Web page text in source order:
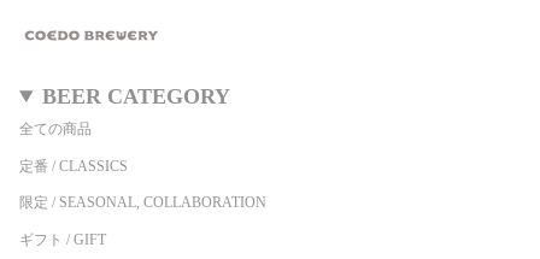
BEER CATEGORY
全ての商品
定番 / CLASSICS
限定 / SEASONAL, COLLABORATION
ギフト / GIFT